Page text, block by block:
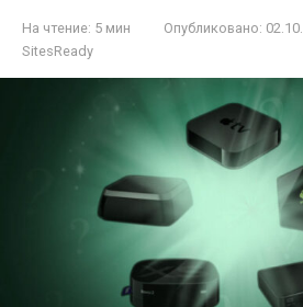
На чтение: 5 мин Опубликовано:
SitesReady